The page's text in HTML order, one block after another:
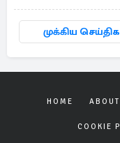
முக்கிய
HOME ABOUT
COOKIE